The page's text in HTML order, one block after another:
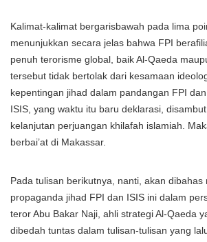
Kalimat-kalimat bergarisbawah pada lima
menunjukkan secara jelas bahwa FPI
penuh terorisme global, baik Al-Qaeda
tersebut tidak bertolak dari kesamaan
kepentingan jihad dalam pandangan FPI
ISIS, yang waktu itu baru deklarasi,
kelanjutan perjuangan khilafah islamiah.
berbai’at di Makassar.
Pada tulisan berikutnya, nanti, akan dibahas
propaganda jihad FPI dan ISIS ini dalam
teror Abu Bakar Naji, ahli strategi Al-Qaeda
dibedah tuntas dalam tulisan-tulisan yang